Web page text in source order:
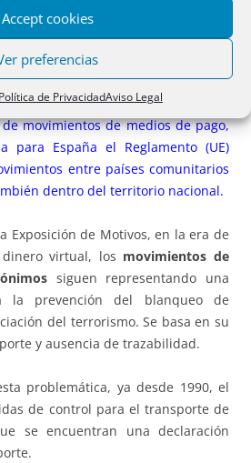
Accept cookies
preferencias
Política de PrivacidadAviso Legal
de movimientos de medios de
la prevención del blanqueo de
del terrorismo.
determina los modelos, criterios y
movimientos de medios de pago,
para España el Reglamento (UE)
entre países comunitarios
dentro del territorio nacional.
Exposición de Motivos, en la era de
virtual, los movimientos de
siguen representando una
la prevención del blanqueo de
del terrorismo. Se basa en su
y ausencia de trazabilidad.
problemática, ya desde 1990, el
de control para el transporte de
se encuentran una declaración